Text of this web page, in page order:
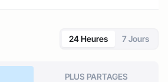
24 Heures 7 Jours
PLUS PARTAGES